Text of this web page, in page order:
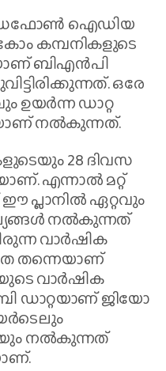
ഐഡിയ
കമ്പനികളുടെ
ബിഎന്‍പി
ഒരേ
ഉയര്‍ന്ന ഡാറ്റ
നല്‍കുന്നത്.
28 ദിവസ
എന്നാല്‍ മറ്റ്
പ്ലാനില്‍ ഏറ്റവും
നല്‍കുന്നത്
വാര്‍ഷിക
തന്നെയാണ്
വാര്‍ഷിക
ഡാറ്റയാണ് ജിയോ
നല്‍കുന്നത്